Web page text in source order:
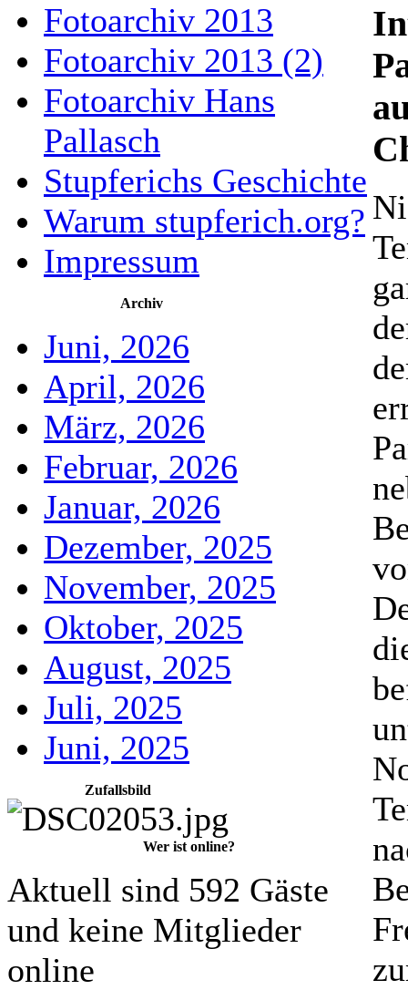
Fotoarchiv 2013
Fotoarchiv 2013 (2)
Fotoarchiv Hans
Pallasch
Stupferichs Geschichte
Warum stupferich.org?
Impressum
Archiv
Juni, 2026
April, 2026
März, 2026
Februar, 2026
Januar, 2026
Dezember, 2025
November, 2025
Oktober, 2025
August, 2025
Juli, 2025
Juni, 2025
Zufallsbild
Wer ist online?
Aktuell sind 592 Gäste
und keine Mitglieder
online